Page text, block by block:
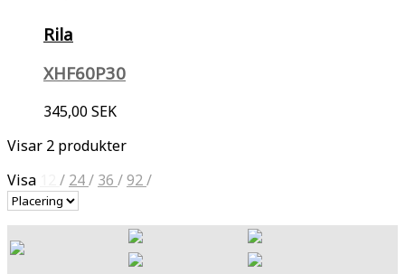
Rila
XHF60P30
345,00 SEK
Visar 2 produkter
Visa
/ 24/ 36 /92/